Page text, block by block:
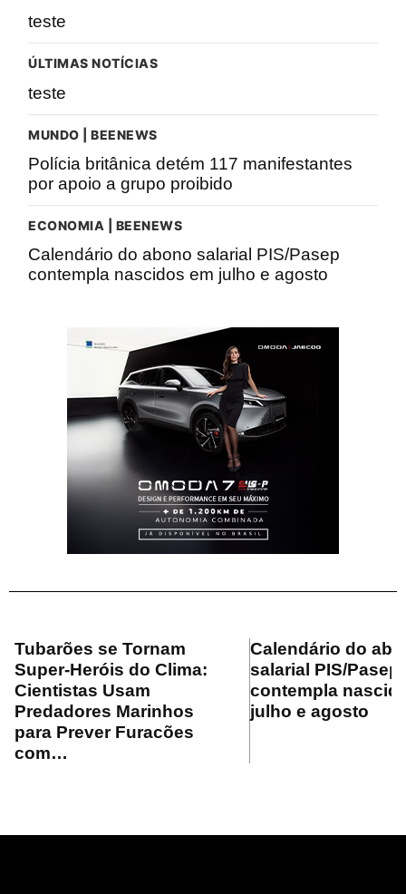
teste
ÚLTIMAS NOTÍCIAS
teste
MUNDO | BEENEWS
Polícia britânica detém 117 manifestantes
por apoio a grupo proibido
ECONOMIA | BEENEWS
Calendário do abono salarial PIS/Pasep
contempla nascidos em julho e agosto
Tubarões se Tornam
Super-Heróis do Clima:
Cientistas Usam
Predadores Marinhos
para Prever Furacões
com…
Calendário do
salarial PIS/Pasep
contempla
julho e agosto